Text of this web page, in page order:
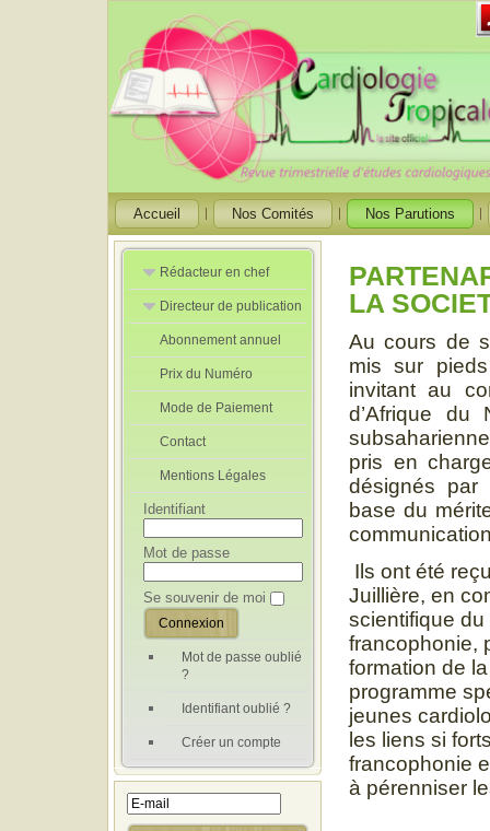
Accueil Nos Comités Nos Parutions
Rédacteur en chef
Rédacteurs en
Chef Adjoint
Directeur de publication
Directeur de
publication
adjoint
Abonnement annuel
Prix du Numéro
Mode de Paiement
Contact
Mentions Légales
Identifiant
Mot de passe
Se souvenir de moi
Mot de passe oublié
?
Identifiant oublié ?
Créer un compte
LA
Au cours de
mis sur
invitant au
d’Afrique du
pris en
désignés par
base du
Ils ont été
Juillière, en
scientifique
francophonie,
formation de
programme
jeunes
les liens si
francophonie
à pérenniser